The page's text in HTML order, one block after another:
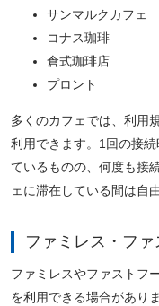
サンマルクカフェ
コナス珈琲
倉式珈琲店
プロント
多くのカフェでは、利用
利用できます。1回の接
ているものの、何度も接
ェに滞在している間は自
ファミレス・フ
ファミレスやファストフ
を利用できる場合があり